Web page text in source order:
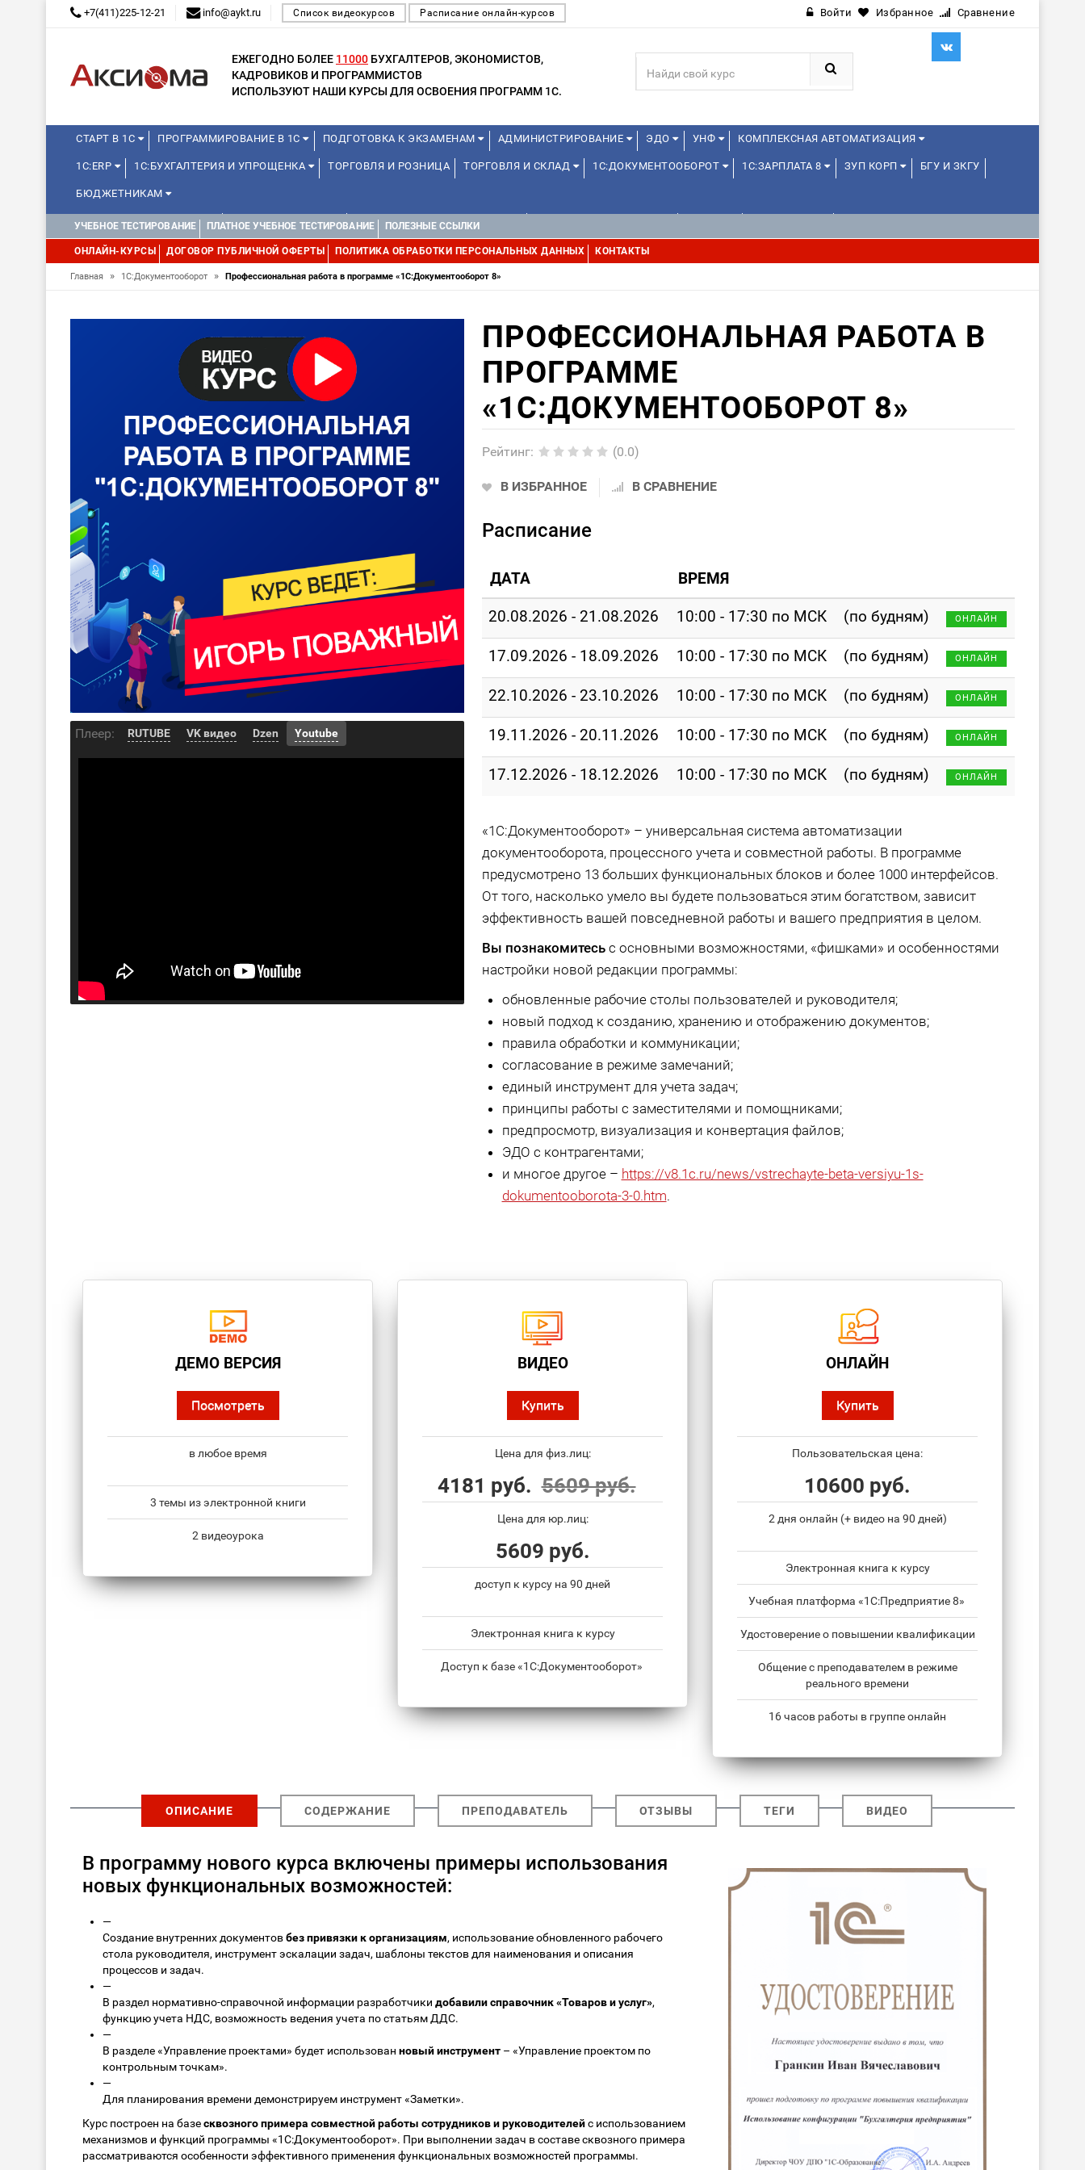
+7(411)225-12-21 info@aykt.ru Список видеокурсов Расписание онлайн-курсов Войти Избранное Сравнение
ЕЖЕГОДНО БОЛЕЕ 11000 БУХГАЛТЕРОВ, ЭКОНОМИСТОВ,
КАДРОВИКОВ И ПРОГРАММИСТОВ
ИСПОЛЬЗУЮТ НАШИ КУРСЫ ДЛЯ ОСВОЕНИЯ ПРОГРАММ 1С.
СТАРТ В 1С ПРОГРАММИРОВАНИЕ В 1С ПОДГОТОВКА К ЭКЗАМЕНАМ АДМИНИСТРИРОВАНИЕ ЭДО УНФ КОМПЛЕКСНАЯ АВТОМАТИЗАЦИЯ
1С:ERP 1С:БУХГАЛТЕРИЯ И УПРОЩЕНКА ТОРГОВЛЯ И РОЗНИЦА ТОРГОВЛЯ И СКЛАД 1С:ДОКУМЕНТООБОРОТ 1С:ЗАРПЛАТА 8 ЗУП КОРП БГУ И ЗКГУ
БЮДЖЕТНИКАМ
КУРСЫ ДЛЯ ШКОЛЬНИКОВ ДЛЯ ШКОЛЬНИКОВ 1С:УПРАВЛЕНИЕ ХОЛДИНГОМ
УЧЕБНОЕ ТЕСТИРОВАНИЕ ПЛАТНОЕ УЧЕБНОЕ ТЕСТИРОВАНИЕ ПОЛЕЗНЫЕ ССЫЛКИ
ОНЛАЙН-КУРСЫ ДОГОВОР ПУБЛИЧНОЙ ОФЕРТЫ ПОЛИТИКА ОБРАБОТКИ ПЕРСОНАЛЬНЫХ ДАННЫХ КОНТАКТЫ
Главная » 1С:Документооборот » Профессиональная работа в программе «1С:Документооборот 8»
Плеер: RUTUBE VK видео Dzen Youtube
ПРОФЕССИОНАЛЬНАЯ РАБОТА В
ПРОГРАММЕ
«1С:ДОКУМЕНТООБОРОТ 8»
Рейтинг: (0.0)
В ИЗБРАННОЕ В СРАВНЕНИЕ
Расписание
ДАТА ВРЕМЯ
20.08.2026 - 21.08.2026 10:00 - 17:30 по МСК (по будням) ОНЛАЙН
17.09.2026 - 18.09.2026 10:00 - 17:30 по МСК (по будням) ОНЛАЙН
22.10.2026 - 23.10.2026 10:00 - 17:30 по МСК (по будням) ОНЛАЙН
19.11.2026 - 20.11.2026 10:00 - 17:30 по МСК (по будням) ОНЛАЙН
17.12.2026 - 18.12.2026 10:00 - 17:30 по МСК (по будням) ОНЛАЙН
«1С:Документооборот» – универсальная система автоматизации
документооборота, процессного учета и совместной работы. В программе
предусмотрено 13 больших функциональных блоков и более 1000 интерфейсов.
От того, насколько умело вы будете пользоваться этим богатством, зависит
эффективность вашей повседневной работы и вашего предприятия в целом.
Вы познакомитесьс основными возможностями, «фишками» и особенностями
настройки новой редакции программы:
обновленные рабочие столы пользователей и руководителя;
новый подход к созданию, хранению и отображению документов;
правила обработки и коммуникации;
согласование в режиме замечаний;
единый инструмент для учета задач;
принципы работы с заместителями и помощниками;
предпросмотр, визуализация и конвертация файлов;
ЭДО с контрагентами;
и многое другое – https://v8.1c.ru/news/vstrechayte-beta-versiyu-1s-
dokumentooborota-3-0.htm.
ДЕМО ВЕРСИЯ
Посмотреть
в любое время
3 темы из электронной книги
2 видеоурока
ВИДЕО
Купить
Цена для физ.лиц:
4181 руб. 5609 руб.
Цена для юр.лиц:
5609 руб.
доступ к курсу на 90 дней
Электронная книга к курсу
Доступ к базе «1С:Документооборот»
ОНЛАЙН
Купить
Пользовательская цена:
10600 руб.
2 дня онлайн (+ видео на 90 дней)
Электронная книга к курсу
Учебная платформа «1С:Предприятие 8»
Удостоверение о повышении квалификации
Общение с преподавателем в режиме
реального времени
16 часов работы в группе онлайн
ОПИСАНИЕ СОДЕРЖАНИЕ ПРЕПОДАВАТЕЛЬ ОТЗЫВЫ ТЕГИ ВИДЕО
В программу нового курса включены примеры использования
новых функциональных возможностей:
—
Создание внутренних документовбез привязки к организациям, использование обновленного рабочего
стола руководителя, инструмент эскалации задач, шаблоны текстов для наименования и описания
процессов и задач.
—
В раздел нормативно-справочной информации разработчики добавили справочник «Товаров и услуг»,
функцию учета НДС, возможность ведения учета по статьям ДДС.
—
В разделе «Управление проектами» будет использован новый инструмент – «Управление проектом по
контрольным точкам».
—
Для планирования времени демонстрируем инструмент «Заметки».
Курс построен на базесквозного примера совместной работы сотрудников и руководителейс использованием
механизмов и функций программы «1С:Документооборот». При выполнении задач в составе сквозного примера
рассматриваются особенности эффективного применения функциональных возможностей программы.